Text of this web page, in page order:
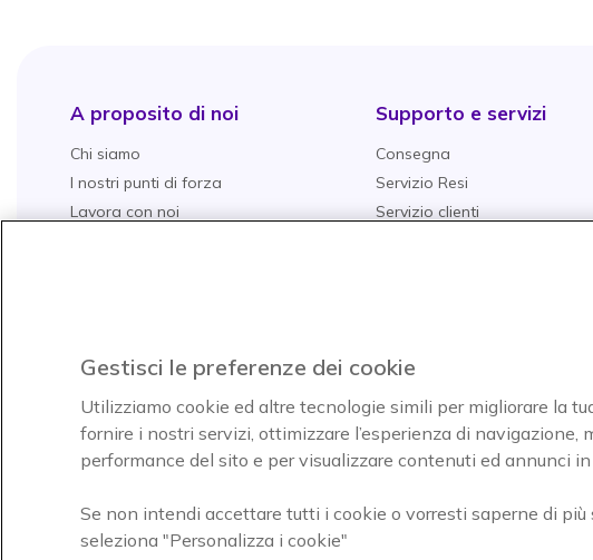
A proposito di noi
Chi siamo
I nostri punti di forza
Lavora con noi
Promessa di match price
Supporto e servizi
Consegna
Servizio Resi
Servizio clienti
Pagamenti
Domande Frequenti
Guide all'acquisto
I nostri TOP 10
Gestisci le preferenze dei cookie
Utilizziamo cookie ed altre tecnologie simili per migliorare la
fornire i nostri servizi, ottimizzare l’esperienza di navigazione,
performance del sito e per visualizzare contenuti ed annunci
Se non intendi accettare tutti i cookie o vorresti saperne di più
seleziona "Personalizza i cookie"